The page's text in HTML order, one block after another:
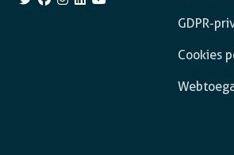
GDPR-
Cookies